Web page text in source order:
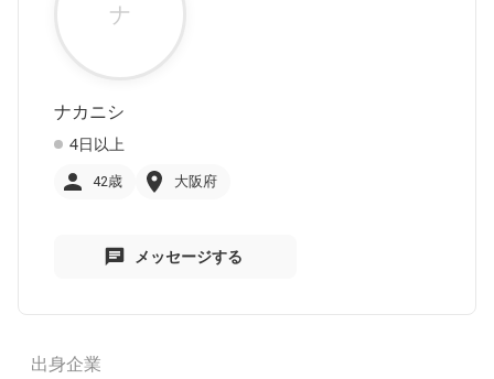
ナ
ナカニシ
4日以上
42歳 大阪府
メッセージする
出身企業